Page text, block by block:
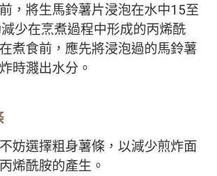
，將生馬鈴薯片浸泡在水中15至
少在烹煮過程中形成的丙烯酰
煮食前，應先將浸泡過的馬鈴薯
時濺出水分。
妨選擇粗身薯條，以減少煎炸面
烯酰胺的產生。